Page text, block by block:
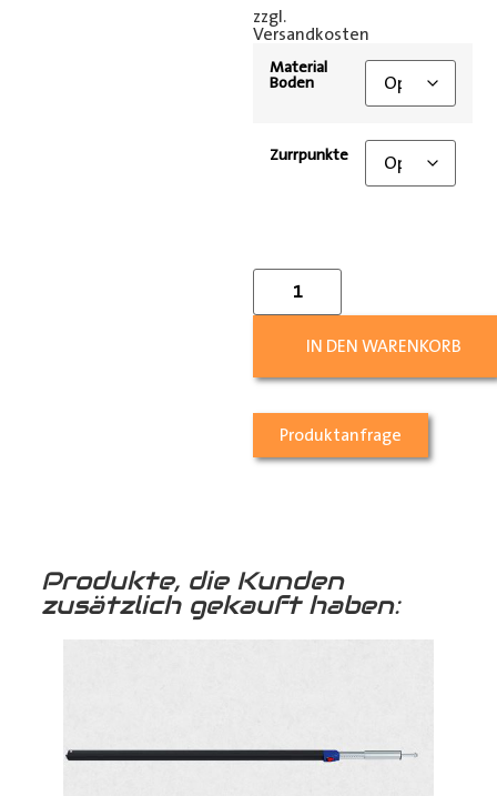
zzgl.
Versandkosten
Material
Boden
Zurrpunkte
IN DEN WARENKORB
Produktanfrage
Produkte, die Kunden
zusätzlich gekauft haben: